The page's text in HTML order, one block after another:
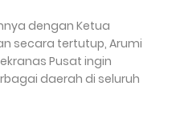
dengan Ketua
secara tertutup, Arumi
Pusat ingin
daerah di seluruh